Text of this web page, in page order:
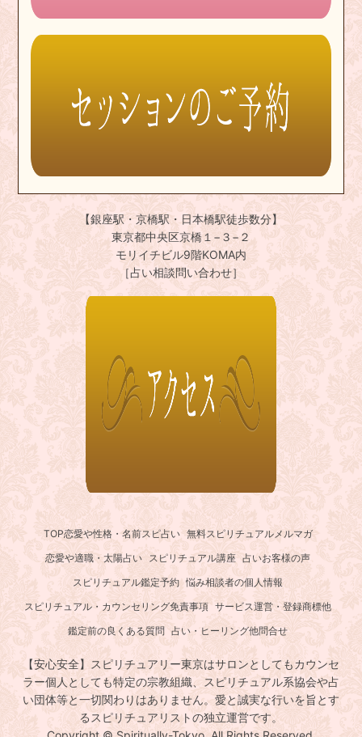
【銀座駅・京橋駅・日本橋駅徒歩数分】
東京都中央区京橋１−３−２
モリイチビル9階KOMA内
［占い相談問い合わせ］
TOP恋愛や性格・名前スピ占い 無料スピリチュアルメルマガ
恋愛や適職・太陽占い
スピリチュアル講座 占いお客様の声
スピリチュアル鑑定予約 悩み相談者の個人情報
スピリチュアル・カウンセリング免責事項 サービス運営・登録商標他
鑑定前の良くある質問 占い・ヒーリング他問合せ
【安心安全】スピリチュアリー東京はサロンとしてもカウンセ
ラー個人としても特定の宗教組織、スピリチュアル系協会や占
い団体等と一切関わりはありません。愛と誠実な行いを旨とす
るスピリチュアリストの独立運営です。